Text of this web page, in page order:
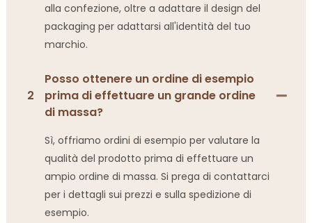
alla confezione, oltre a adattare il design del
packaging per adattarsi all'identità del tuo
marchio.
2
Posso ottenere un ordine di esempio
prima di effettuare un grande ordine
di massa?
Sì, offriamo ordini di esempio per valutare la
qualità del prodotto prima di effettuare un
ampio ordine di massa. Si prega di contattarci
per i dettagli sui prezzi e sulla spedizione di
esempio.